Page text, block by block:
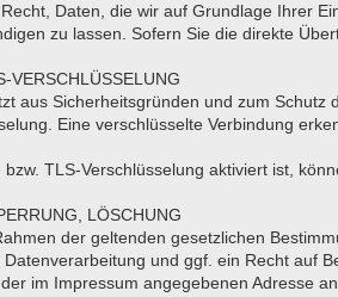
Daten, die wir auf Grundlage Ihrer
zu lassen. Sofern Sie die direkte
VERSCHLÜSSELUNG
aus Sicherheitsgründen und zum
Eine verschlüsselte Verbindung
bzw. TLS-Verschlüsselung aktiviert ist,
LÖSCHUNG
der geltenden gesetzlichen
und ggf. ein Recht auf
im Impressum angegebenen Adresse